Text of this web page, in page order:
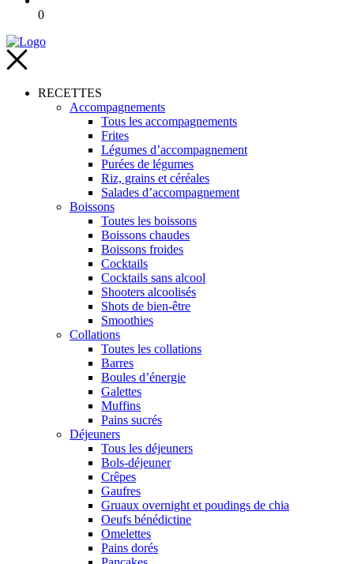
0
RECETTES
Accompagnements
Tous les accompagnements
Frites
Légumes d’accompagnement
Purées de légumes
Riz, grains et céréales
Salades d’accompagnement
Boissons
Toutes les boissons
Boissons chaudes
Boissons froides
Cocktails
Cocktails sans alcool
Shooters alcoolisés
Shots de bien-être
Smoothies
Collations
Toutes les collations
Barres
Boules d’énergie
Galettes
Muffins
Pains sucrés
Déjeuners
Tous les déjeuners
Bols-déjeuner
Crêpes
Gaufres
Gruaux overnight et poudings de chia
Oeufs bénédictine
Omelettes
Pains dorés